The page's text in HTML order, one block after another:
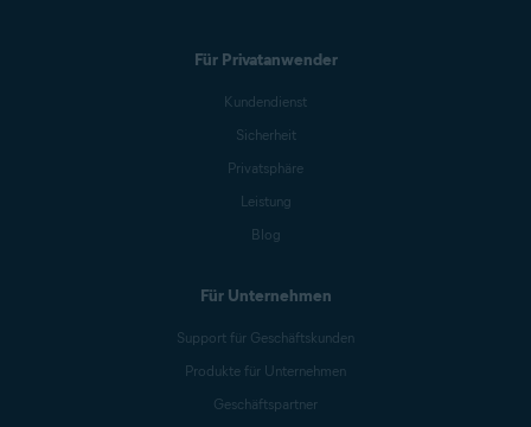
Für Privatanwender
Kundendienst
Sicherheit
Privatsphäre
Leistung
Blog
Für Unternehmen
Support für Geschäftskunden
Produkte für Unternehmen
Geschäftspartner